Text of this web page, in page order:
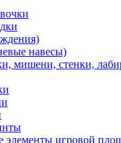
навесы)
мишени, стенки,
элементы игровой